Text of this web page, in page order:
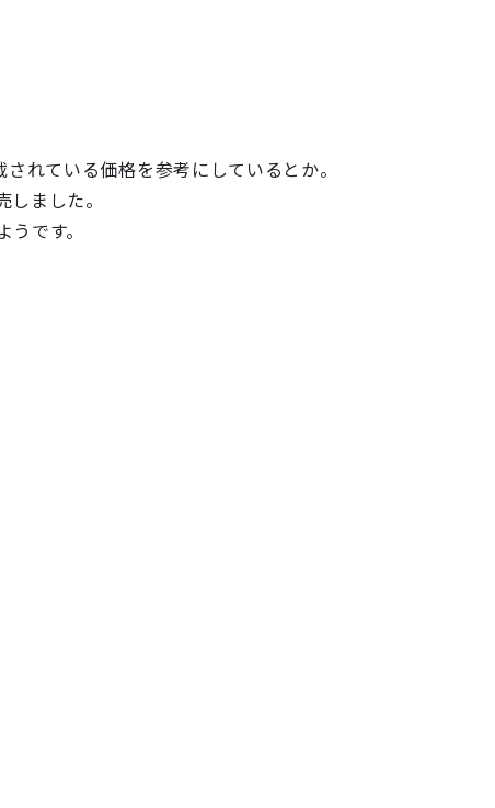
れている価格を参考にしているとか。
ました。
です。